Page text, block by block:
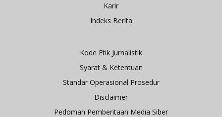
Karir
Indeks Berita
Kode Etik Jurnalistik
Syarat & Ketentuan
Standar Operasional Prosedur
Disclaimer
Pedoman Pemberitaan Media Siber